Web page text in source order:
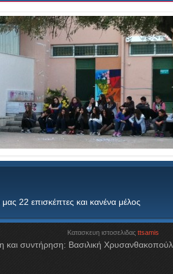
22 επισκέπτες και κανένα μέλος
Κατασκευη ιστοσελιδας ttsamis
και συντήρηση: Βασιλική